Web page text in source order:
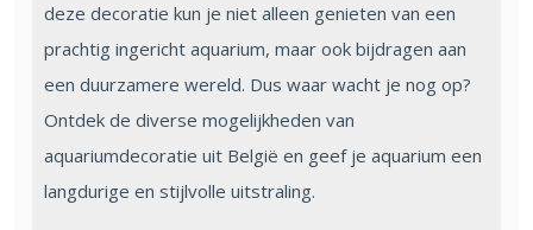
deze decoratie kun je niet alleen genieten van een
prachtig ingericht aquarium, maar ook bijdragen aan
een duurzamere wereld. Dus waar wacht je nog op?
Ontdek de diverse mogelijkheden van
aquariumdecoratie uit België en geef je aquarium een
langdurige en stijlvolle uitstraling.